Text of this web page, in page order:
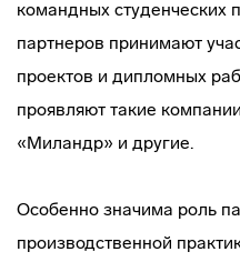
командных студенческих
партнеров принимают
проектов и дипломных
проявляют такие
«Миландр» и другие.
Особенно значима роль
производственной